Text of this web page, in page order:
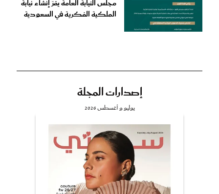
مجلس النيابة العامة يقرّ إنشاء نيابة
الملكية الفكرية في السعودية
إصدارات المجلة
يوليو و أغسطس 2026